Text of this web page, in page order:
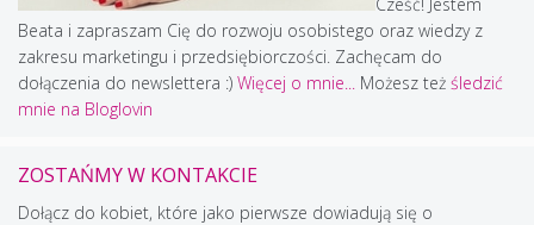
Beata i zapraszam Cię do rozwoju osobistego oraz wiedzy z
zakresu marketingu i przedsiębiorczości. Zachęcam do
dołączenia do newslettera :) Więcej o mnie... Możesz też śledzić
mnie na Bloglovin
ZOSTAŃMY W KONTAKCIE
Dołącz do kobiet, które jako pierwsze dowiadują się o